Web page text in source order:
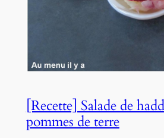
[Recette] Salade de
pommes de terre